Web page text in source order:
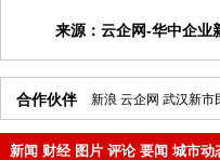
来源： 云企网-华中企业
合作伙伴 新浪 云企网 武汉新市
新闻 财经 图片 评论 要闻 城市动